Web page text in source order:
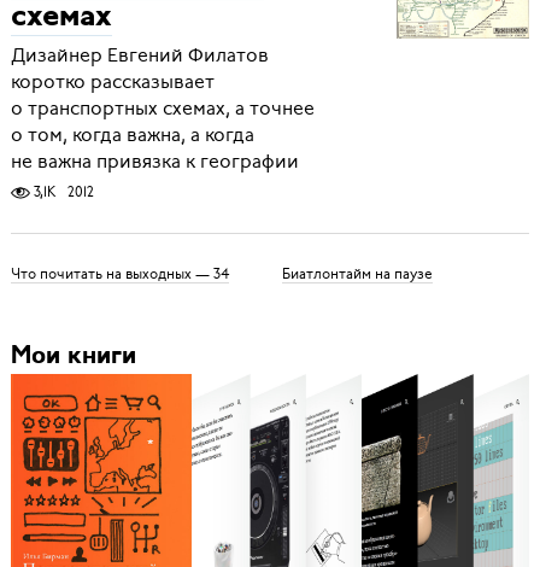
схемах
Дизайнер Евгений Филатов
коротко рассказывает
о транспортных схемах, а точнее
о том, когда важна, а когда
не важна привязка к географии
3,1K 2012
Что почитать на выходных — 34 Биатлонтайм на паузе
Мои книги